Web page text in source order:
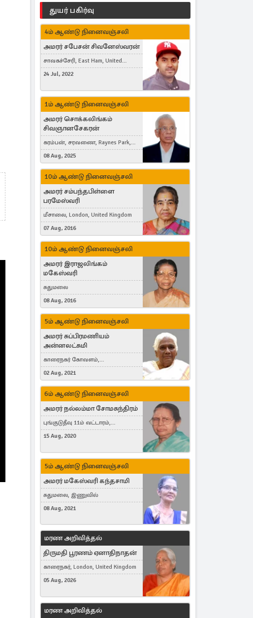
துயர் பகிர்வு
4ம் ஆண்டு நினைவஞ்சலி
அமரர் சபேசன் சிவனேஸ்வரன்
சாவகச்சேரி, East Ham, United
Kingdom
24 Jul, 2022
1ம் ஆண்டு நினைவஞ்சலி
அமரர் சொக்கலிங்கம்
சிவஞானசேகரன்
கரம்பன், சரவணை, Raynes Park,
London, United Kingdom
08 Aug, 2025
10ம் ஆண்டு நினைவஞ்சலி
அமரர் சம்பந்தபிள்ளை
பரமேஸ்வரி
மீசாலை, London, United Kingdom
07 Aug, 2016
10ம் ஆண்டு நினைவஞ்சலி
அமரர் இராஜலிங்கம்
மகேஸ்வரி
சுதுமலை
08 Aug, 2016
5ம் ஆண்டு நினைவஞ்சலி
அமரர் சுப்பிரமணியம்
அன்னலட்சுமி
காரைநகர் கோவளம்,
வெள்ளவத்தை
02 Aug, 2021
6ம் ஆண்டு நினைவஞ்சலி
அமரர் நல்லம்மா சோமசுந்திரம்
புங்குடுதீவு 11ம் வட்டாரம்,
கொட்டாஞ்சேனை
15 Aug, 2020
5ம் ஆண்டு நினைவஞ்சலி
அமரர் மகேஸ்வரி கந்தசாமி
சுதுமலை, இணுவில்
08 Aug, 2021
மரண அறிவித்தல்
திருமதி பூரணம் ஏனாதிநாதன்
காரைநகர், London, United Kingdom
05 Aug, 2026
மரண அறிவித்தல்